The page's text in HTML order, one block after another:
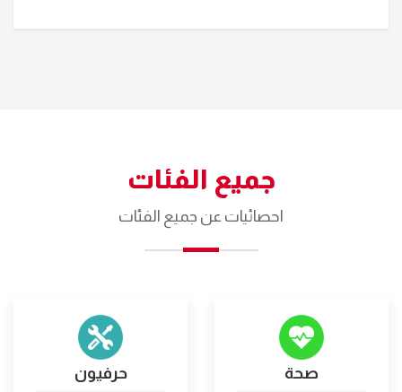
جميع الفئات
احصائيات عن جميع الفئات
صحة حرفيون